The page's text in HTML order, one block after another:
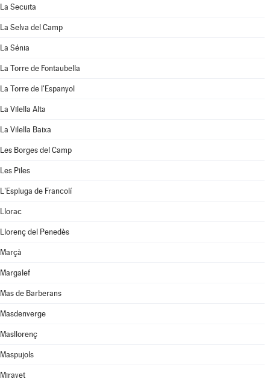
La Secuita
La Selva del Camp
La Sénia
La Torre de Fontaubella
La Torre de l'Espanyol
La Vilella Alta
La Vilella Baixa
Les Borges del Camp
Les Piles
L'Espluga de Francolí
Llorac
Llorenç del Penedès
Marçà
Margalef
Mas de Barberans
Masdenverge
Masllorenç
Maspujols
Miravet